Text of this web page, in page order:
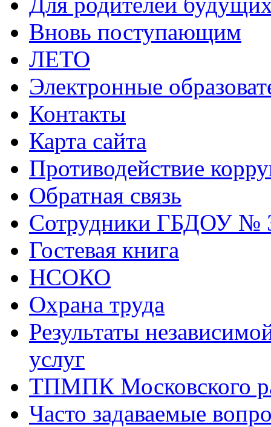
Вновь поступающим
ЛЕТО
Электронные
Контакты
Карта сайта
Противодействие
Обратная связь
Сотрудники ГБДОУ №
Гостевая книга
НСОКО
Охрана труда
Результаты
услуг
ТПМПК Московского
Часто задаваемые